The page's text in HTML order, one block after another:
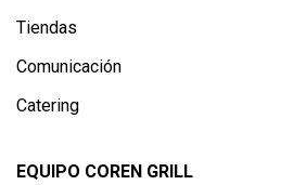
Tiendas
Comunicación
Catering
EQUIPO COREN GRILL